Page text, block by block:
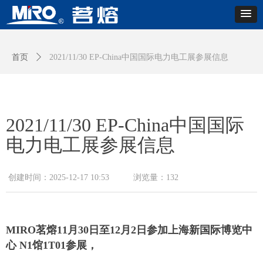
2021/11/30 EP-China中国国际
电力电工展参展信息
MIRO茗熔11月30日至12月2日参加上海新国际博览中
心 N1馆1T01参展，
创建时间： 2025-12-17 10:53 浏览量： 132
首页 ꄲ 2021/11/30 EP-China中国国际电力电工展参展信息